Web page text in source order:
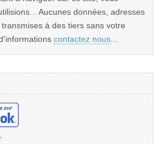
Aucunes données, adresses
à des tiers sans votre
contactez nous...